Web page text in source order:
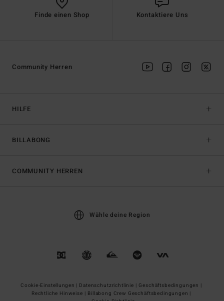
Finde einen Shop Kontaktiere Uns
HILFE
BILLABONG
Community Herren
COMMUNITY HERREN
Wähle deine Region
Cookie-Einstellungen | Datenschutzrichtlinie | Geschäftsbedingungen |
Rechtliche Hinweise | Billabong Crew Geschäftsbedingungen |